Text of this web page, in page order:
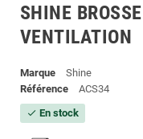
SHINE
VENTILATION
Marque
Shine
Référence
ACS34
check En stock